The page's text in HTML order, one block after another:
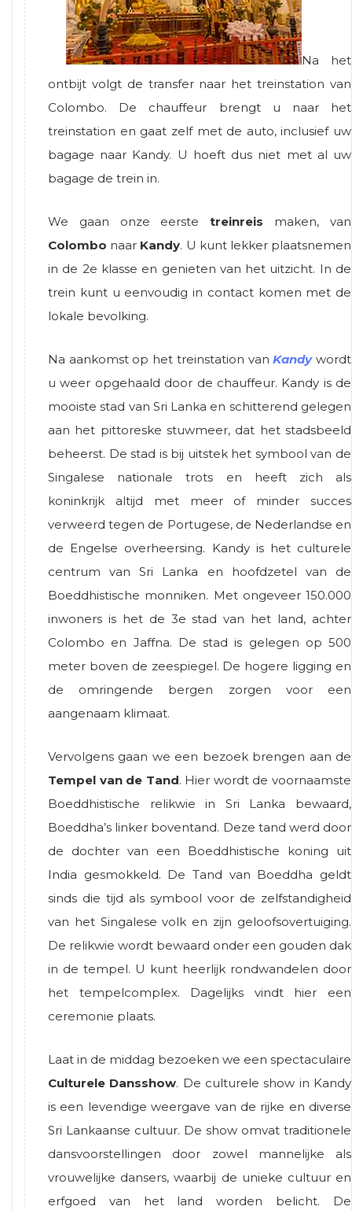
Na het
ontbijt volgt de transfer naar het treinstation van
Colombo. De chauffeur brengt u naar het
treinstation en gaat zelf met de auto, inclusief uw
bagage naar Kandy. U hoeft dus niet met al uw
bagage de trein in.
We gaan onze eerstetreinreis maken, van
Colombo naar Kandy. U kunt lekker plaatsnemen
in de 2e klasse en genieten van het uitzicht. In de
trein kunt u eenvoudig in contact komen met de
lokale bevolking.
Na aankomst op het treinstation vanKandywordt
u weer opgehaald door de chauffeur. Kandy is de
mooiste stad van Sri Lanka en schitterend gelegen
aan het pittoreske stuwmeer, dat het stadsbeeld
beheerst. De stad is bij uitstek het symbool van de
Singalese nationale trots en heeft zich als
koninkrijk altijd met meer of minder succes
verweerd tegen de Portugese, de Nederlandse en
de Engelse overheersing. Kandy is het culturele
centrum van Sri Lanka en hoofdzetel van de
Boeddhistische monniken. Met ongeveer 150.000
inwoners is het de 3e stad van het land, achter
Colombo en Jaffna. De stad is gelegen op 500
meter boven de zeespiegel. De hogere ligging en
de omringende bergen zorgen voor een
aangenaam klimaat.
Vervolgens gaan we een bezoek brengen aan de
Tempel van de Tand. Hier wordt de voornaamste
Boeddhistische relikwie in Sri Lanka bewaard,
Boeddha’s linker boventand. Deze tand werd door
de dochter van een Boeddhistische koning uit
India gesmokkeld. De Tand van Boeddha geldt
sinds die tijd als symbool voor de zelfstandigheid
van het Singalese volk en zijn geloofsovertuiging.
De relikwie wordt bewaard onder een gouden dak
in de tempel. U kunt heerlijk rondwandelen door
het tempelcomplex. Dagelijks vindt hier een
ceremonie plaats.
Laat in de middag bezoeken we een spectaculaire
Culturele Dansshow. De culturele show in Kandy
is een levendige weergave van de rijke en diverse
Sri Lankaanse cultuur. De show omvat traditionele
dansvoorstellingen door zowel mannelijke als
vrouwelijke dansers, waarbij de unieke cultuur en
erfgoed van het land worden belicht. De